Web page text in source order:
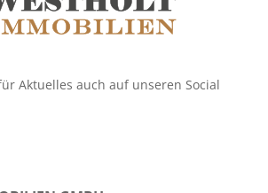
Aktuelles auch auf unseren Social